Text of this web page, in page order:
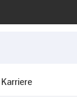
Karriere